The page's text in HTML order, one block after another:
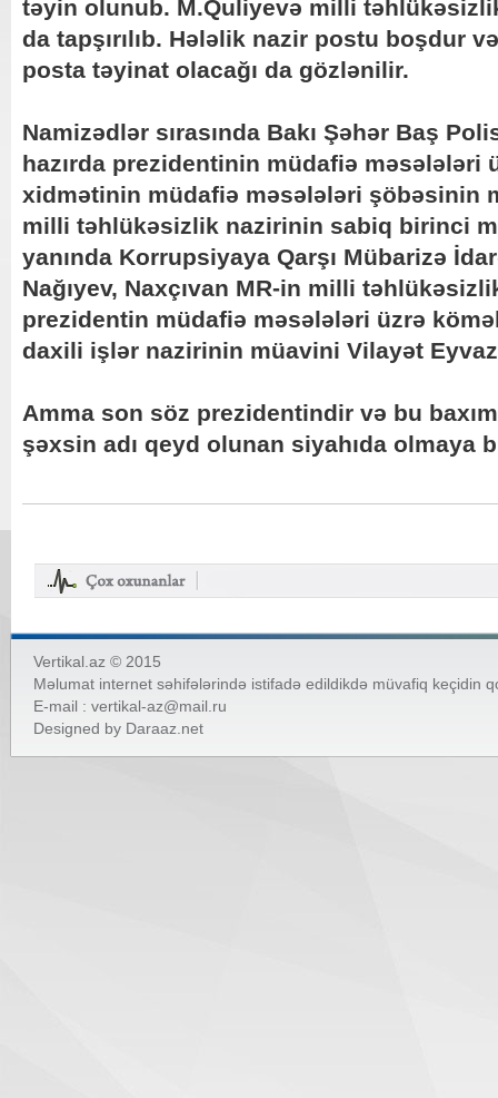
təyin olunub. M.Quliyevə milli
da tapşırılıb. Hələlik nazir postu boşdur
posta təyinat olacağı da gözlənilir.
Namizədlər sırasında Bakı Şəhər Baş
hazırda prezidentinin müdafiə məsələləri
xidmətinin müdafiə məsələləri şöbəsinin
milli təhlükəsizlik nazirinin sabiq birinci
yanında Korrupsiyaya Qarşı Mübarizə
Nağıyev, Naxçıvan MR-in milli
prezidentin müdafiə məsələləri üzrə
daxili işlər nazirinin müavini Vilayət
Amma son söz prezidentindir və bu
şəxsin adı qeyd olunan siyahıda olmaya
Vertikal.az © 2015
Məlumat internet səhifələrində istifadə edildikdə müvafiq keçidin
E-mail : vertikal-az@mail.ru
Designed by Daraaz.net